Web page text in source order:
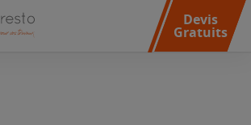
Devis
Gratuits